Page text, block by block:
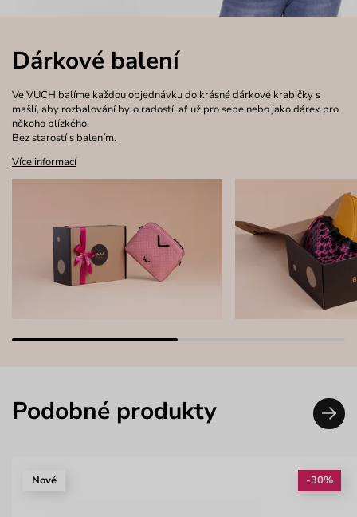
Dárkové balení
Ve VUCH balíme každou objednávku do krásné dárkové krabičky s
mašlí, aby rozbalování bylo radostí, ať už pro sebe nebo jako dárek pro
někoho blízkého.
Bez starostí s balením.
Více informací
Podobné produkty
Nové -30%